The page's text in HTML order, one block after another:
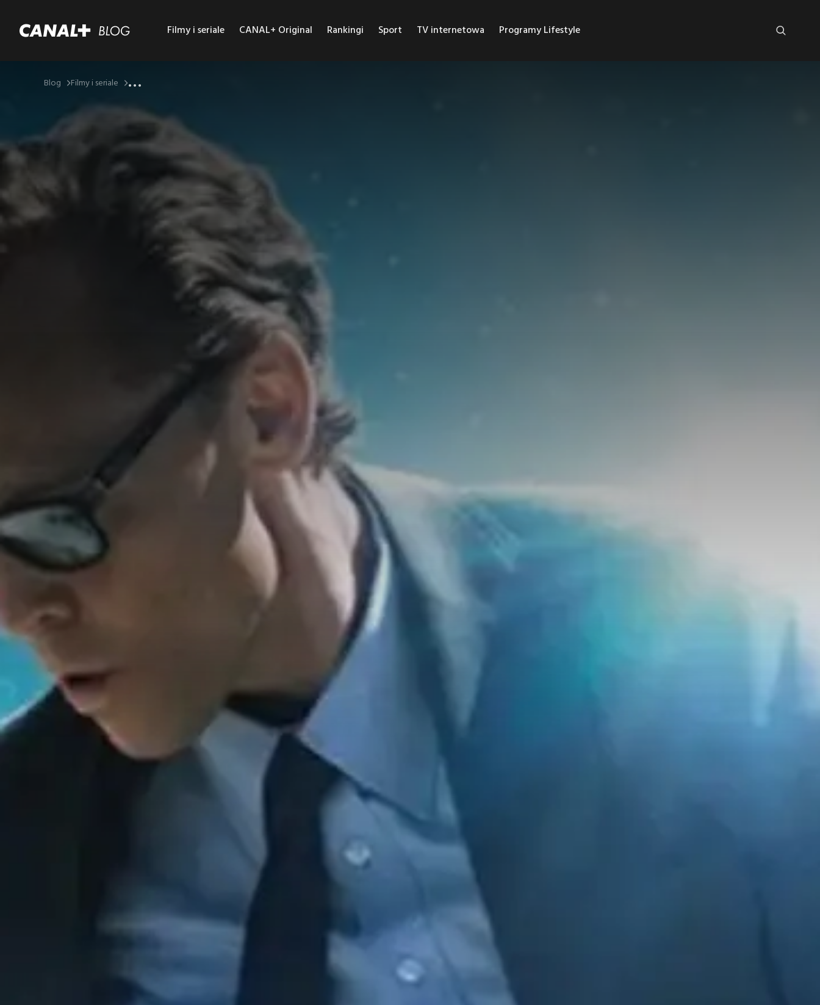
Filmy i seriale CANAL+ Original Rankingi Sport TV internetowa Programy Lifestyle
Blog Filmy i seriale ...